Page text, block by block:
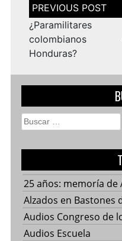
Navegación
de
entradas
¿Paramilitares
colombianos
Honduras?
Buscar:
25 años: memoría de
Alzados en Bastones
Audios Congreso de
Audios Escuela